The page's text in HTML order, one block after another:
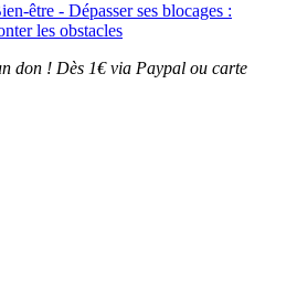
être - Dépasser ses blocages :
les obstacles
don ! Dès 1€ via Paypal ou carte